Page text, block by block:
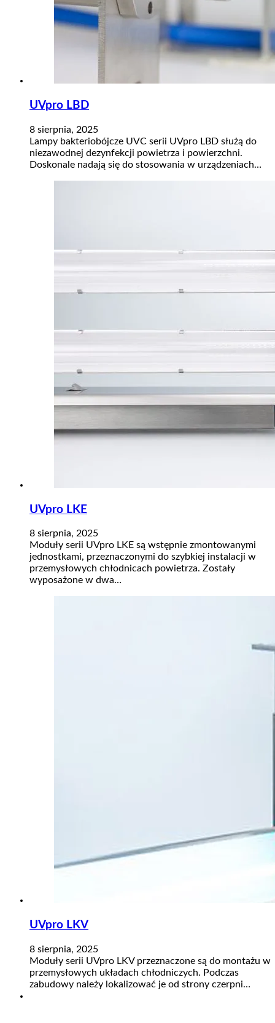
UVpro LBD​
8 sierpnia, 2025
Lampy bakteriobójcze UVC serii UVpro LBD służą do
niezawodnej dezynfekcji powietrza i powierzchni.
Doskonale nadają się do stosowania w urządzeniach…
UVpro LKE​
8 sierpnia, 2025
Moduły serii UVpro LKE są wstępnie zmontowanymi
jednostkami, przeznaczonymi do szybkiej instalacji w
przemysłowych chłodnicach powietrza. Zostały
wyposażone w dwa…
UVpro LKV​
8 sierpnia, 2025
Moduły serii UVpro LKV przeznaczone są do montażu w
przemysłowych układach chłodniczych. Podczas
zabudowy należy lokalizować je od strony czerpni…